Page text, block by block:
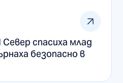
спасиха млад
безопасно в